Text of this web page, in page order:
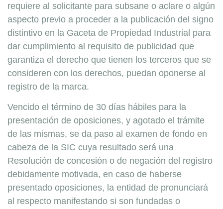
requiere al solicitante para subsane o aclare o algún
aspecto previo a proceder a la publicación del signo
distintivo en la Gaceta de Propiedad Industrial para
dar cumplimiento al requisito de publicidad que
garantiza el derecho que tienen los terceros que se
consideren con los derechos, puedan oponerse al
registro de la marca.
Vencido el término de 30 días hábiles para la
presentación de oposiciones, y agotado el trámite
de las mismas, se da paso al examen de fondo en
cabeza de la SIC cuya resultado será una
Resolución de concesión o de negación del registro
debidamente motivada, en caso de haberse
presentado oposiciones, la entidad de pronunciará
al respecto manifestando si son fundadas o